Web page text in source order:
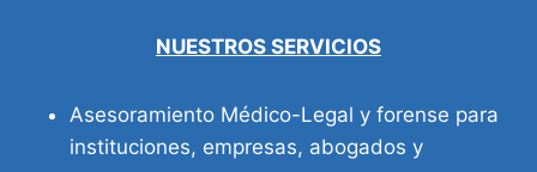
NUESTROS SERVICIOS
Asesoramiento Médico-Legal y forense para
instituciones, empresas, abogados y